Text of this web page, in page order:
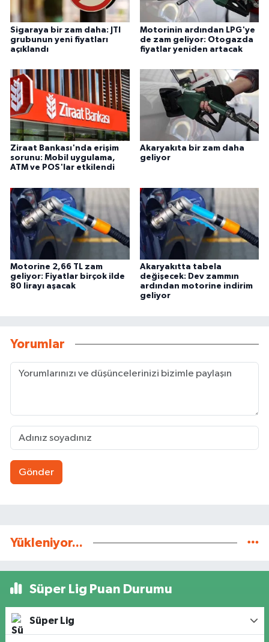
Sigaraya bir zam daha: JTI
grubunun yeni fiyatları
açıklandı
Motorinin ardından LPG'ye
de zam geliyor: Otogazda
fiyatlar yeniden artacak
Ziraat Bankası'nda erişim
sorunu: Mobil uygulama,
ATM ve POS'lar etkilendi
Akaryakıta bir zam daha
geliyor
Motorine 2,66 TL zam
geliyor: Fiyatlar birçok ilde
80 lirayı aşacak
Akaryakıtta tabela
değişecek: Dev zammın
ardından motorine indirim
geliyor
Yorumlar
Gönder
Yükleniyor...
Süper Lig Puan Durumu
Süper Lig